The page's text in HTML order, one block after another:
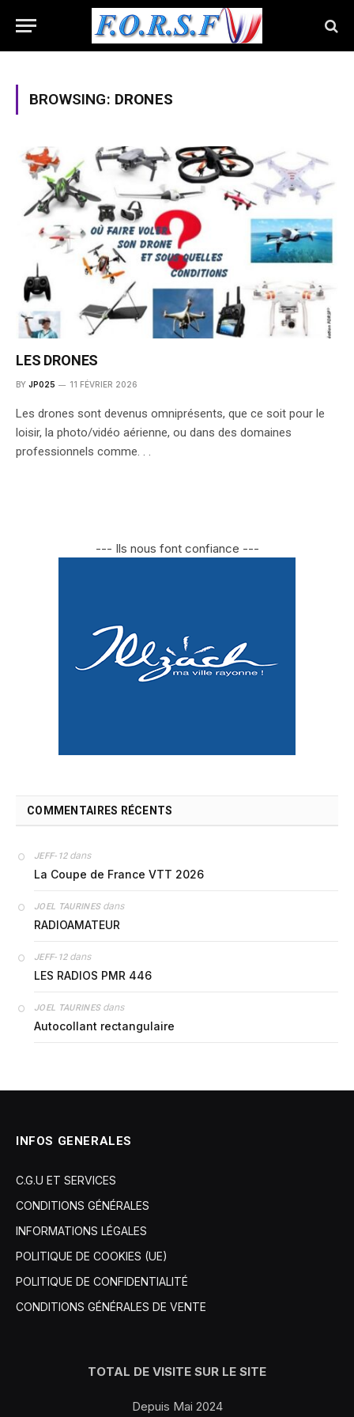
BROWSING: DRONES
LES DRONES
BY JP025 11 FÉVRIER 2026
Les drones sont devenus omniprésents, que ce soit pour le
loisir, la photo/vidéo aérienne, ou dans des domaines
professionnels comme. . .
--- Ils nous font confiance ---
COMMENTAIRES RÉCENTS
JEFF-12dans
La Coupe de France VTT 2026
JOEL TAURINESdans
RADIOAMATEUR
JEFF-12dans
LES RADIOS PMR 446
JOEL TAURINESdans
Autocollant rectangulaire
INFOS GENERALES
C.G.U ET SERVICES
CONDITIONS GÉNÉRALES
INFORMATIONS LÉGALES
POLITIQUE DE COOKIES (UE)
POLITIQUE DE CONFIDENTIALITÉ
CONDITIONS GÉNÉRALES DE VENTE
TOTAL DE VISITE SUR LE SITE
Depuis Mai 2024